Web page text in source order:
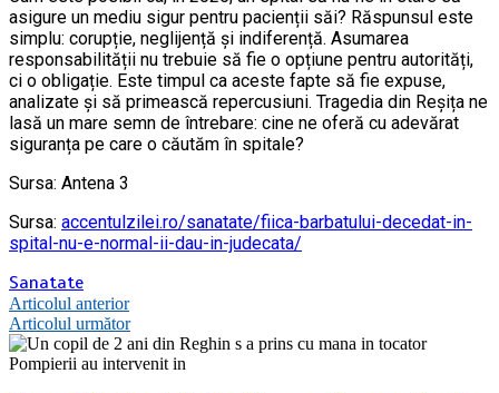
asigure un mediu sigur pentru pacienții săi? Răspunsul este
simplu: corupție, neglijență și indiferență. Asumarea
responsabilității nu trebuie să fie o opțiune pentru autorități,
ci o obligație. Este timpul ca aceste fapte să fie expuse,
analizate și să primească repercusiuni. Tragedia din Reșița ne
lasă un mare semn de întrebare: cine ne oferă cu adevărat
siguranța pe care o căutăm în spitale?
Sursa: Antena 3
Sursa: accentulzilei.ro/sanatate/fiica-barbatului-decedat-in-
spital-nu-e-normal-ii-dau-in-judecata/
Sanatate
Navigare
în
articole
Articolul anterior
Articolul următor